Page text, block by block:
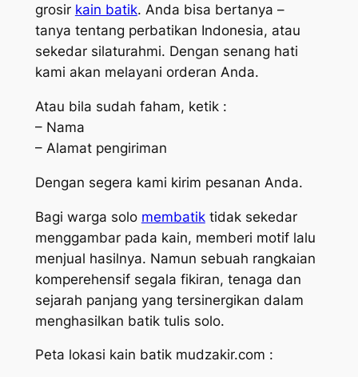
grosir kain batik. Anda bisa bertanya –
tanya tentang perbatikan Indonesia, atau
sekedar silaturahmi. Dengan senang hati
kami akan melayani orderan Anda.
Atau bila sudah faham, ketik :
– Nama
– Alamat pengiriman
Dengan segera kami kirim pesanan Anda.
Bagi warga solo membatiktidak sekedar
menggambar pada kain, memberi motif lalu
menjual hasilnya. Namun sebuah rangkaian
komperehensif segala fikiran, tenaga dan
sejarah panjang yang tersinergikan dalam
menghasilkan batik tulis solo.
Peta lokasi kain batik mudzakir.com :